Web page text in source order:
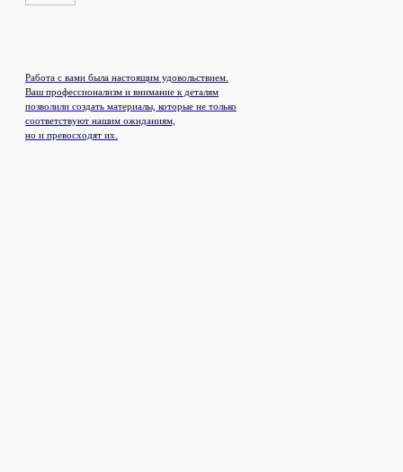
Работа с вами была настоящим удовольствием.
Ваш профессионализм и внимание к деталям
позволили создать материалы, которые не только
соответствуют нашим ожиданиям,
но и превосходят их.